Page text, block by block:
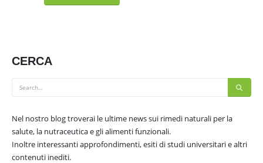
CERCA
Nel nostro blog troverai le ultime news sui rimedi naturali per la
salute, la nutraceutica e gli alimenti funzionali.
Inoltre interessanti approfondimenti, esiti di studi universitari e altri
contenuti inediti.